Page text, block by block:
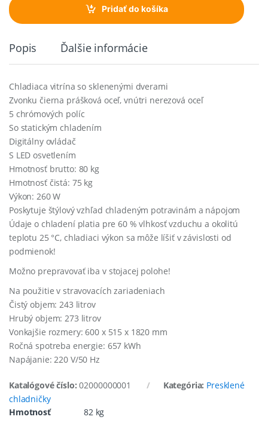
t
i
Pridať do košíka
Popis Ďalšie informácie
Chladiaca vitrína so sklenenými dverami
Zvonku čierna prášková oceľ, vnútri nerezová oceľ
5 chrómových políc
So statickým chladením
Digitálny ovládač
S LED osvetlením
Hmotnosť brutto: 80 kg
Hmotnosť čistá: 75 kg
Výkon: 260 W
Poskytuje štýlový vzhľad chladeným potravinám a nápojom
Údaje o chladení platia pre 60 % vlhkosť vzduchu a okolitú
teplotu 25 °C, chladiaci výkon sa môže líšiť v závislosti od
podmienok!
Možno prepravovať iba v stojacej polohe!
Na použitie v stravovacích zariadeniach
Čistý objem: 243 litrov
Hrubý objem: 273 litrov
Vonkajšie rozmery: 600 x 515 x 1820 mm
Ročná spotreba energie: 657 kWh
Napájanie: 220 V/50 Hz
Katalógové číslo:02000000001 Kategória: Presklené
chladničky
Hmotnosť
82 kg